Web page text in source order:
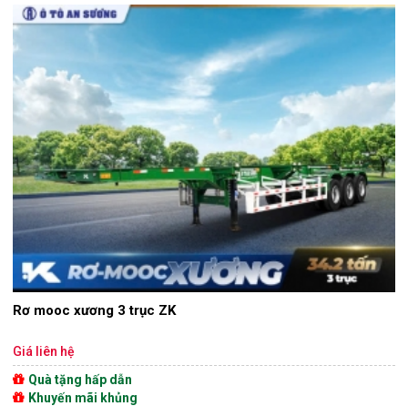
Rơ mooc xương 3 trục ZK
Giá liên hệ
Quà tặng hấp dẫn
Khuyến mãi khủng